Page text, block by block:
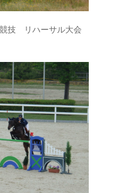
技 リハーサル大会